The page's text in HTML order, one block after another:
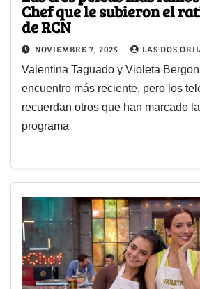
Chef que le subieron el
de RCN
NOVIEMBRE 7, 2025 LAS DOS
Valentina Taguado y Violeta
encuentro más reciente, pero los
recuerdan otros que han marcado
programa